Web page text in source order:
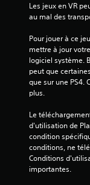
Les jeux en VR
au mal des
Pour jouer à ce
mettre à jour
logiciel système.
peut que
que sur une PS4.
plus.
Le
d'utilisation de
condition
conditions, ne
Conditions
importantes.